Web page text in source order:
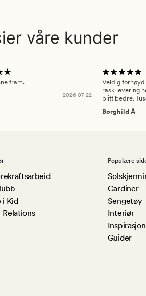
våre kunder
fram.
2026-07-22
Veldig
rask levering
blitt bedre.
Borghild Å
i Kid
Relations
Populære
Gardiner
Sengetøy
Interiør
Inspirasjon
Guider